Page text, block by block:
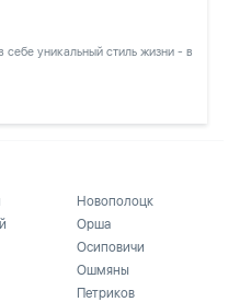
себе уникальный стиль жизни - в
Новополоцк
Орша
Осиповичи
Ошмяны
Петриков